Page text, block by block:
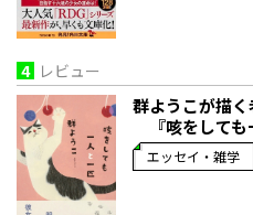
4 レビュー
群ようこが描く
『咳をしても
エッセイ・雑学